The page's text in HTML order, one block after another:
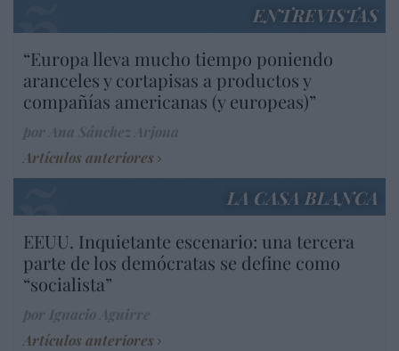
ENTREVISTAS
“Europa lleva mucho tiempo poniendo
aranceles y cortapisas a productos y
compañías americanas (y europeas)”
Artículos anteriores
LA CASA BLANCA
EEUU. Inquietante escenario: una tercera
parte de los demócratas se define como
“socialista”
Artículos anteriores